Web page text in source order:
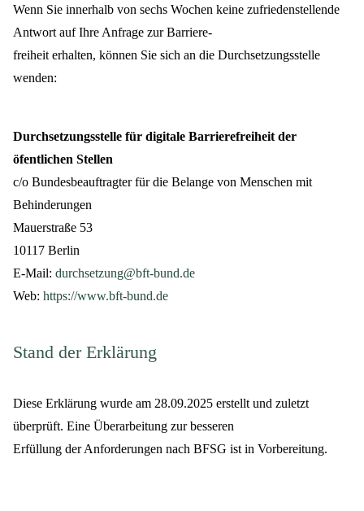
Wenn Sie innerhalb von sechs Wochen keine zufriedenstellende
Antwort auf Ihre Anfrage zur Barriere-
freiheit erhalten, können Sie sich an die Durchsetzungsstelle
wenden:
Durchsetzungsstelle für digitale Barrierefreiheit der
öfentlichen Stellen
c/o Bundesbeauftragter für die Belange von Menschen mit
Behinderungen
Mauerstraße 53
10117 Berlin
E-Mail: durchsetzung@bft-bund.de
Web: https://www.bft-bund.de
Stand der Erklärung
Diese Erklärung wurde am 28.09.2025 erstellt und zuletzt
überprüft. Eine Überarbeitung zur besseren
Erfüllung der Anforderungen nach BFSG ist in Vorbereitung.